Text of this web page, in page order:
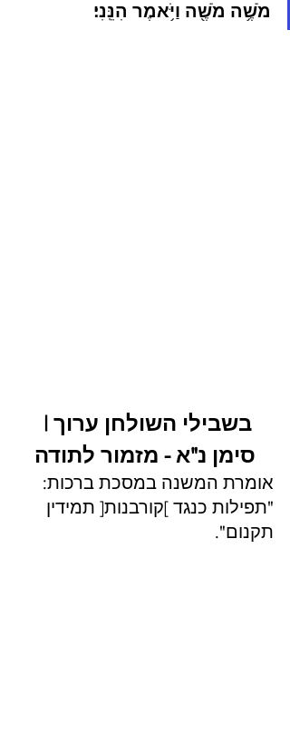
מֹשֶׁ֥ה מֹשֶׁ֖ה וַיֹּ֥אמֶר הִנֵּֽנִי׃
בשבילי השולחן ערוך |
סימן נ"א - מזמור לתודה
אומרת המשנה במסכת ברכות:
"תפילות כנגד ]קורבנות[ תמידין
תקנום".